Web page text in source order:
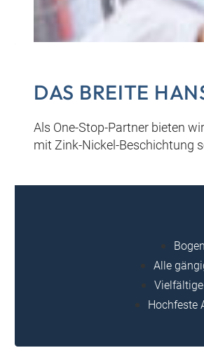
DAS BREITE
Als One-Stop-Partner bieten
mit Zink-Nickel-Beschichtung
Alle
Vielfältige
Hochfeste